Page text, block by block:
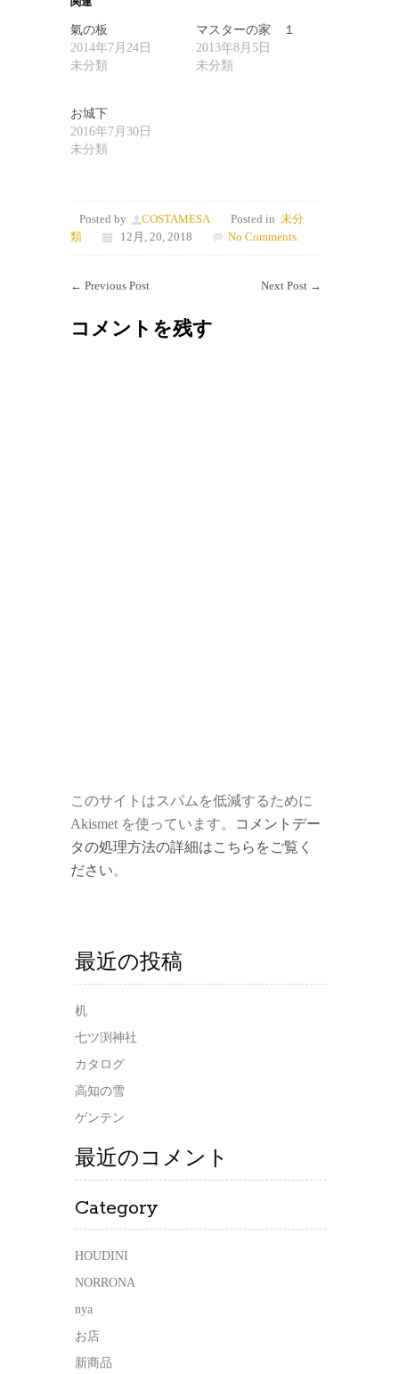
氣の板
2014年7月24日
未分類
マスターの家 １
2013年8月5日
未分類
お城下
2016年7月30日
未分類
Posted by COSTAMESA Posted in 未分
類
12月, 20, 2018 No Comments.
← Previous Post Next Post →
コメントを残す
このサイトはスパムを低減するために
Akismet を使っています。
コメントデー
タの処理方法の詳細はこちらをご覧く
ださい。
最近の投稿
机
七ツ渕神社
カタログ
高知の雪
ゲンテン
最近のコメント
Category
HOUDINI
NORRONA
nya
お店
新商品